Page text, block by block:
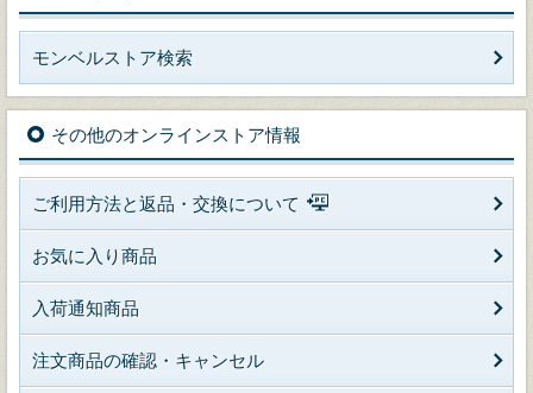
モンベルストア検索
その他のオンラインストア情報
ご利用方法と返品・交換について
お気に入り商品
入荷通知商品
注文商品の確認・キャンセル